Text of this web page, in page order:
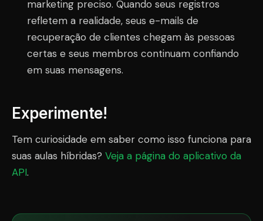
marketing preciso. Quando seus registros
refletem a realidade, seus e-mails de
recuperação de clientes chegam às pessoas
certas e seus membros continuam confiando
em suas mensagens.
Experimente!
Tem curiosidade em saber como isso funciona para
suas aulas híbridas? Veja a página do aplicativo da
API.